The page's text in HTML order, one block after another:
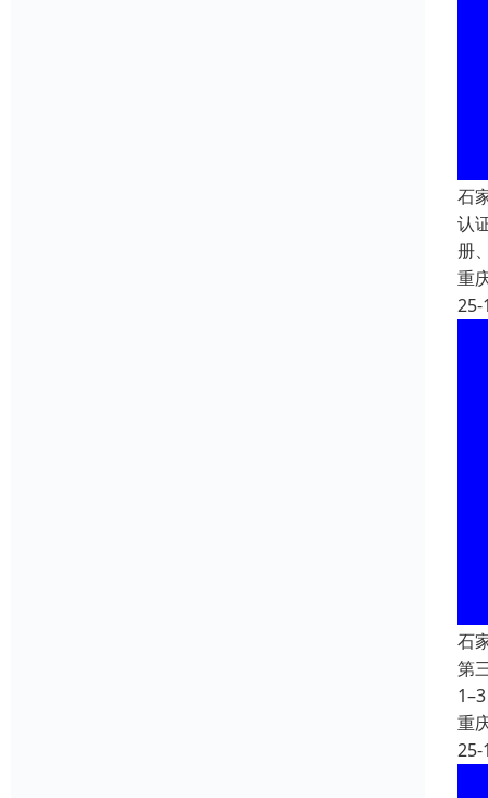
石
认
册
重
25-
石
第
重
25-